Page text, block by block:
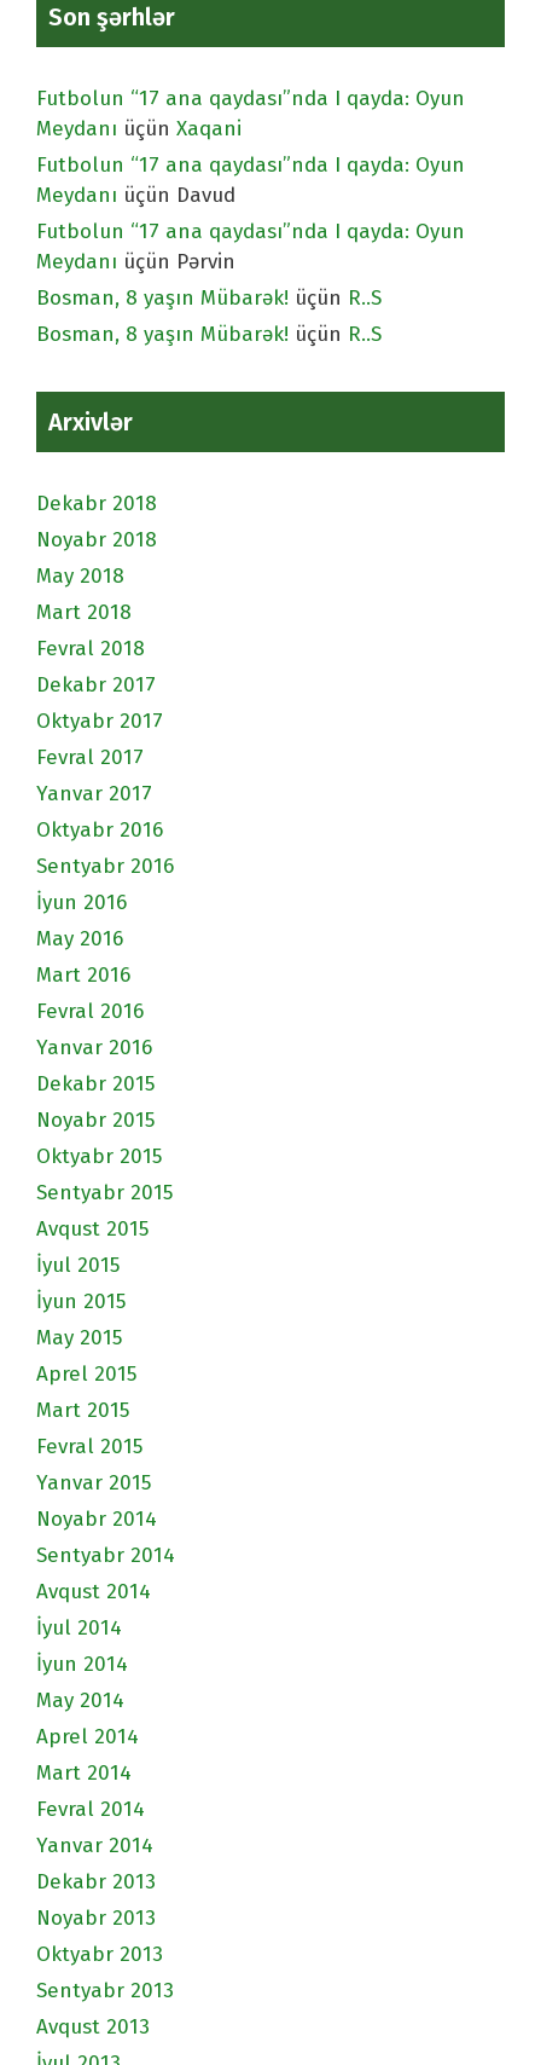
Son şərhlər
Futbolun “17 ana qaydası”nda I qayda: Oyun
Meydanı üçün Xaqani
Futbolun “17 ana qaydası”nda I qayda: Oyun
Meydanı üçün Davud
Futbolun “17 ana qaydası”nda I qayda: Oyun
Meydanı üçün Pərvin
Bosman, 8 yaşın Mübarək! üçün R..S
Bosman, 8 yaşın Mübarək! üçün R..S
Arxivlər
Dekabr 2018
Noyabr 2018
May 2018
Mart 2018
Fevral 2018
Dekabr 2017
Oktyabr 2017
Fevral 2017
Yanvar 2017
Oktyabr 2016
Sentyabr 2016
İyun 2016
May 2016
Mart 2016
Fevral 2016
Yanvar 2016
Dekabr 2015
Noyabr 2015
Oktyabr 2015
Sentyabr 2015
Avqust 2015
İyul 2015
İyun 2015
May 2015
Aprel 2015
Mart 2015
Fevral 2015
Yanvar 2015
Noyabr 2014
Sentyabr 2014
Avqust 2014
İyul 2014
İyun 2014
May 2014
Aprel 2014
Mart 2014
Fevral 2014
Yanvar 2014
Dekabr 2013
Noyabr 2013
Oktyabr 2013
Sentyabr 2013
Avqust 2013